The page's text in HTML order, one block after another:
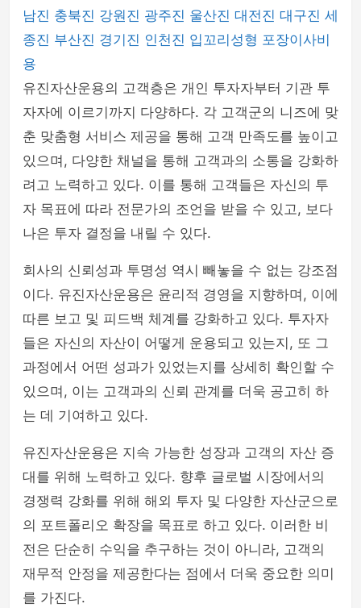
남진 충북진 강원진 광주진 울산진 대전진 대구진 세
종진 부산진 경기진 인천진 입꼬리성형 포장이사비
용
유진자산운용의 고객층은 개인 투자자부터 기관 투
자자에 이르기까지 다양하다. 각 고객군의 니즈에 맞
춘 맞춤형 서비스 제공을 통해 고객 만족도를 높이고
있으며, 다양한 채널을 통해 고객과의 소통을 강화하
려고 노력하고 있다. 이를 통해 고객들은 자신의 투
자 목표에 따라 전문가의 조언을 받을 수 있고, 보다
나은 투자 결정을 내릴 수 있다.
회사의 신뢰성과 투명성 역시 빼놓을 수 없는 강조점
이다. 유진자산운용은 윤리적 경영을 지향하며, 이에
따른 보고 및 피드백 체계를 강화하고 있다. 투자자
들은 자신의 자산이 어떻게 운용되고 있는지, 또 그
과정에서 어떤 성과가 있었는지를 상세히 확인할 수
있으며, 이는 고객과의 신뢰 관계를 더욱 공고히 하
는 데 기여하고 있다.
유진자산운용은 지속 가능한 성장과 고객의 자산 증
대를 위해 노력하고 있다. 향후 글로벌 시장에서의
경쟁력 강화를 위해 해외 투자 및 다양한 자산군으로
의 포트폴리오 확장을 목표로 하고 있다. 이러한 비
전은 단순히 수익을 추구하는 것이 아니라, 고객의
재무적 안정을 제공한다는 점에서 더욱 중요한 의미
를 가진다.